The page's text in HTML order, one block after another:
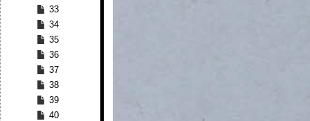
33
34
35
36
37
38
39
40